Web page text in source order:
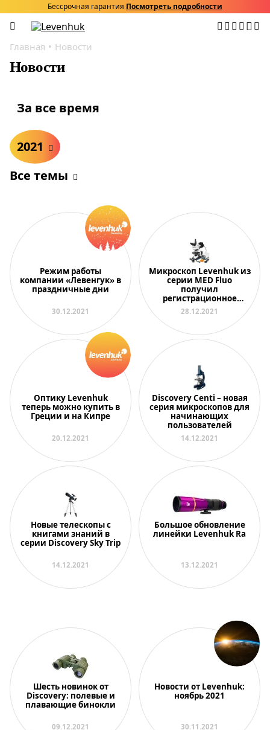
Бессрочная гарантия Посмотреть подробности
Главная Новости
Новости
За все время
2021
Все темы
Режим работы
компании «Левенгук» в
праздничные дни
30.12.2021
Микроскоп Levenhuk из
серии MED Fluo
получил
регистрационное
удостоверение
Министерства
здравоохранения
28.12.2021
Оптику Levenhuk
теперь можно купить в
Греции и на Кипре
20.12.2021
Discovery Centi – новая
серия микроскопов для
начинающих
пользователей
14.12.2021
Новые телескопы с
книгами знаний в
серии Discovery Sky Trip
14.12.2021
Большое обновление
линейки Levenhuk Ra
13.12.2021
Шесть новинок от
Discovery: полевые и
плавающие бинокли
09.12.2021
Новости от Levenhuk:
ноябрь 2021
30.11.2021